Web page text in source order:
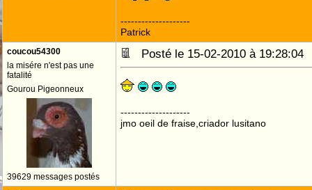
--------------------
Patrick
coucou54300
la misére n'est pas une
fatalité
Gourou Pigeonneux
39629 messages postés
Posté le 15-02-2010 à
--------------------
jmo oeil de fraise,criador lusitano